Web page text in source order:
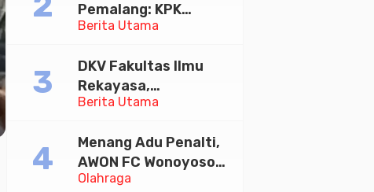
Berita Utama
Pemalang: KPK
Tetapkan Bupati
Staf Internal Sebagai
Tersangka
Pemerasan Rp1,98
Berita Utama
DKV Fakultas Ilmu
Rekayasa,
Universitas
Diskusi Desain
Olahraga
Menang Adu Penalti,
AWON FC Wonoyoso
Juara Bhayangkara